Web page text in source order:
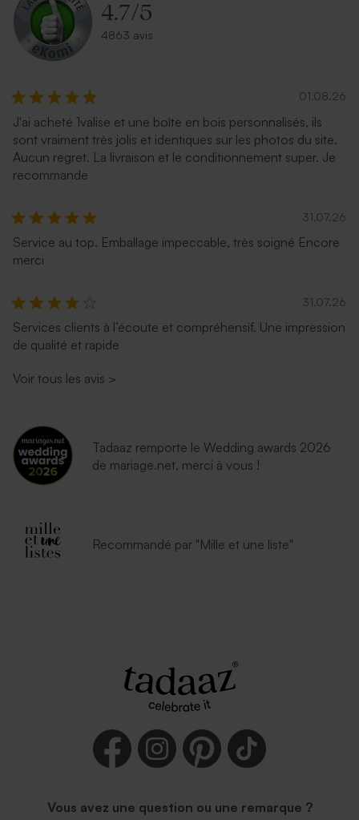
4.7/5
4863 avis
01.08.26
J'ai acheté 1valise et une boîte en bois personnalisés, ils
sont vraiment très jolis et identiques sur les photos du site.
Aucun regret. La livraison et le conditionnement super. Je
recommande
31.07.26
Service au top. Emballage impeccable, très soigné Encore
merci
31.07.26
Services clients à l’écoute et compréhensif. Une impression
de qualité et rapide
Voir tous les avis >
Tadaaz remporte le Wedding awards 2026
de mariage.net, merci à vous !
Recommandé par "Mille et une liste"
Vous avez une question ou une remarque ?